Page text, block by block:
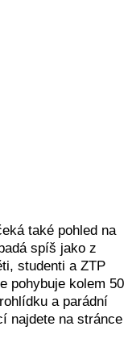
také pohled na
spíš jako z
studenti a ZTP
pohybuje kolem 50
a parádní
najdete na stránce